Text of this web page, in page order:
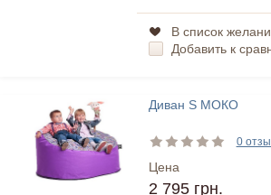
В список
Добавить к
Диван S МОКО
0
Цена
2 795 грн.